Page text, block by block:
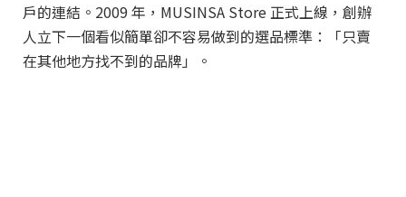
戶的連結。2009 年，MUSINSA Store 正式上線，創辦
人立下一個看似簡單卻不容易做到的選品標準：「只賣
在其他地方找不到的品牌」。